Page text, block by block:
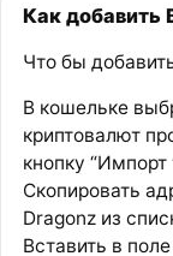
Как добавить
Что бы
В кошельке
криптовалют
кнопку “Импорт
Скопировать
Dragonz из
Вставить в